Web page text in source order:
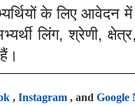
के लिए आवेदन
लिंग,श्रेणी, क्षेत्र
, Instagram , and Google